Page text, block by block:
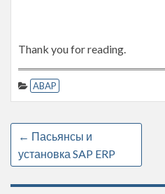
Thank you for reading.
ABAP
← Пасьянсы и
установка SAP ERP